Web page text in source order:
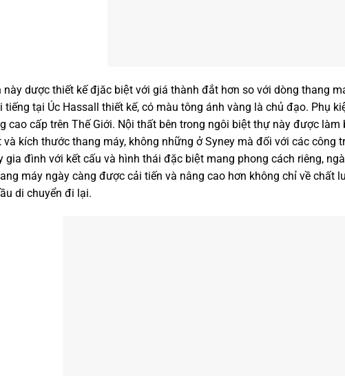
này dược thiết kế đjăc biệt với giá thành đắt hơn so với dòng thang
tiếng tại Úc Hassall thiết kế, có màu tông ánh vàng là chủ đạo. Phụ
cao cấp trên Thế Giới. Nội thất bên trong ngôi biệt thự này được
kích thước thang máy, không những ở Syney mà đối với các công
gia đình với kết cấu và hình thái đặc biệt mang phong cách riêng,
máy ngày càng được cải tiến và nâng cao hơn không chỉ về chất
di chuyển đi lại.